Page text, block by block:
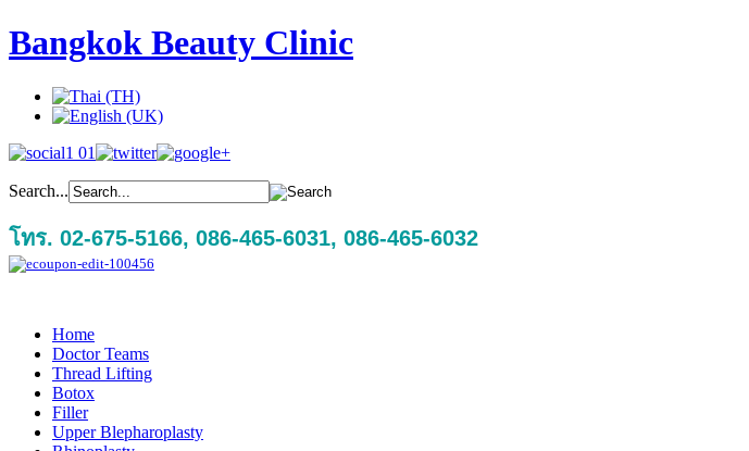
Bangkok Beauty Clinic
Search...
โทร. 02-675-5166, 086-465-6031, 086-465-6032
Home
Doctor Teams
Thread Lifting
Botox
Filler
Upper Blepharoplasty